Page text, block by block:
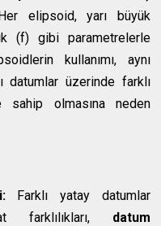
elipsoid, yarı büyük
(f) gibi parametrelerle
kullanımı, aynı
datumlar üzerinde farklı
sahip olmasına neden
Farklı yatay datumlar
farklılıkları, datum